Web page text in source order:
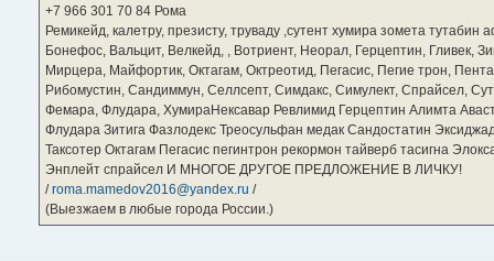
‪+7 966 301 70 84‬ Рома
Ремикейд, калетру, презисту, труваду ,сутент хумира зомета
Бонефос, Вальцит, Велкейд, , Вотриент, Неорал, Герцептин, Гливек,
Мирцера, Майфортик, Октагам, Октреотид, Пегасис, Пегие трон,
Рибомустин, Сандиммун, Селлсепт, Симдакс, Симулект, Спрайсел,
Фемара, Флудара, ХумираНексавар Ревлимид Герцептин Алимта
Флудара Зитига Фазлодекс Треосульфан медак Сандостатин
Таксотер Октагам Пегасис пегинтрон рекормон тайверб тасигна
Энплейт спрайсел И МНОГОЕ ДРУГОЕ ПРЕДЛОЖЕНИЕ В ЛИЧКУ!
/roma.mamedov2016@yandex.ru /
(Выезжаем в любые города России.)